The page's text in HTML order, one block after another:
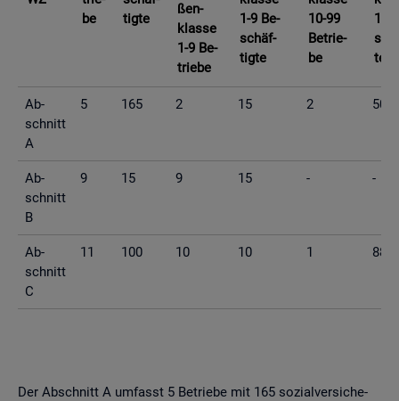
be
tig­te
ßen­
klas­se
1-9 Be­
trie­be
1-9 Be­
schäf­
tig­te
10-99
Be­trie­
be
10-
te
Ab­
schnitt
A
5 165 2 15 2 50
Ab­
schnitt
B
9 15 9 15 - -
Ab­
schnitt
C
11 100 10 10 1 88
Der Ab­schnitt A um­fasst 5 Be­trie­be mit 165 so­zi­al­ver­si­che­